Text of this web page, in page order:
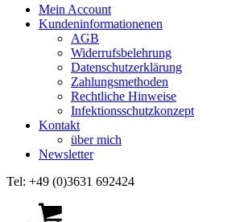
Mein Account
Kundeninformationenen
AGB
Widerrufsbelehrung
Datenschutzerklärung
Zahlungsmethoden
Rechtliche Hinweise
Infektionsschutzkonzept
Kontakt
über mich
Newsletter
Tel: +49 (0)3631 692424